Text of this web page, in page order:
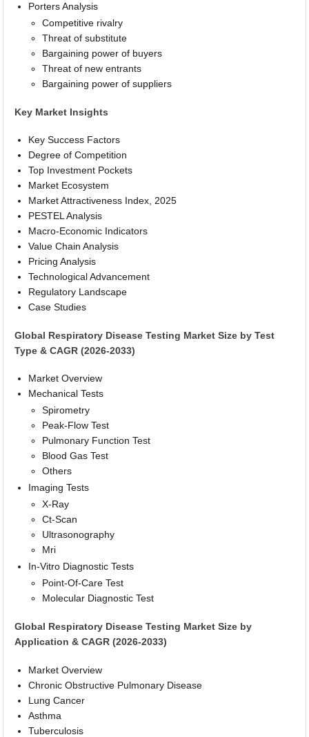
Porters Analysis
Competitive rivalry
Threat of substitute
Bargaining power of buyers
Threat of new entrants
Bargaining power of suppliers
Key Market Insights
Key Success Factors
Degree of Competition
Top Investment Pockets
Market Ecosystem
Market Attractiveness Index, 2025
PESTEL Analysis
Macro-Economic Indicators
Value Chain Analysis
Pricing Analysis
Technological Advancement
Regulatory Landscape
Case Studies
Global Respiratory Disease Testing Market Size by Test
Type & CAGR (2026-2033)
Market Overview
Mechanical Tests
Spirometry
Peak-Flow Test
Pulmonary Function Test
Blood Gas Test
Others
Imaging Tests
X-Ray
Ct-Scan
Ultrasonography
Mri
In-Vitro Diagnostic Tests
Point-Of-Care Test
Molecular Diagnostic Test
Global Respiratory Disease Testing Market Size by
Application & CAGR (2026-2033)
Market Overview
Chronic Obstructive Pulmonary Disease
Lung Cancer
Asthma
Tuberculosis